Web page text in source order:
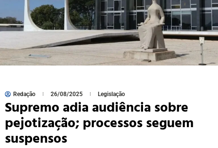
Redação 26/08/2025 Legislação
Supremo adia audiência sobre
pejotização; processos seguem
suspensos